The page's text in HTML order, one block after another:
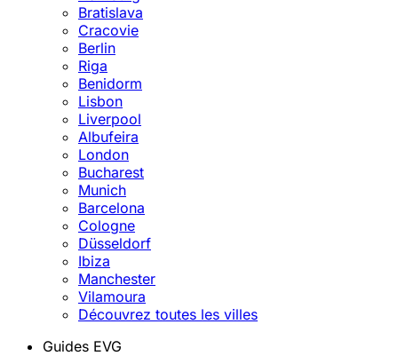
Bratislava
Cracovie
Berlin
Riga
Benidorm
Lisbon
Liverpool
Albufeira
London
Bucharest
Munich
Barcelona
Cologne
Düsseldorf
Ibiza
Manchester
Vilamoura
Découvrez toutes les villes
Guides EVG